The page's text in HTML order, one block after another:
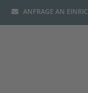
ANFRAGE AN